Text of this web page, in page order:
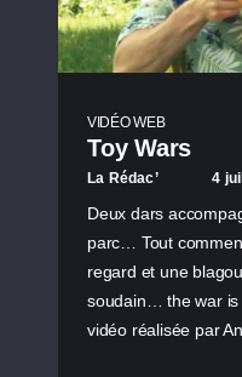
VIDÉO WEB
Toy Wars
La Rédac’ 4
Deux dars
parc… Tout
regard et une
soudain… the war is
vidéo réalisée par